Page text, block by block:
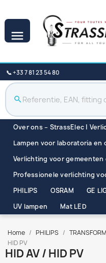

📞 +33 7 81 23 54 80
search
Over ons – StrassElec |
Lampen voor laboratoria en
Verlichting voor
Professionele verlichting
PHILIPS
OSRAM GE
UV lampen
Mat LED
Home PHILIPS
HID PV
HID AV / HID PV